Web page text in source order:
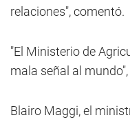
relaciones", comentó.
"El Ministerio de
mala señal al
Blairo Maggi, el